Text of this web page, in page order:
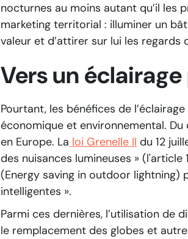
nocturnes au moins autant qu’il les
marketing territorial : illuminer un
valeur et d’attirer sur lui les regards
Vers un
Pourtant, les bénéfices de
économique et environnemental.
en Europe. La loi Grenelle II du 12
des nuisances lumineuses » (l'article
(Energy saving in outdoor lightning)
intelligentes ».
Parmi ces dernières, l’utilisation de
le remplacement des globes et